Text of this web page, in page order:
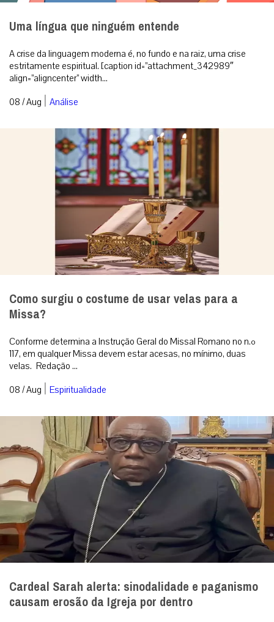
Uma língua que ninguém entende
A crise da linguagem moderna é, no fundo e na raiz, uma crise
estritamente espiritual. [caption id=”attachment_342989″
align=”aligncenter” width...
08 / Aug | Análise
Como surgiu o costume de usar velas para a
Missa?
Conforme determina a Instrução Geral do Missal Romano no n.º
117, em qualquer Missa devem estar acesas, no mínimo, duas
velas. Redação ...
08 / Aug | Espiritualidade
Cardeal Sarah alerta: sinodalidade e paganismo
causam erosão da Igreja por dentro